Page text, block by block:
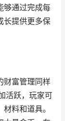
够通过完成每
长提供更多保
财富管理同样
活跃，玩家可
料和道具。